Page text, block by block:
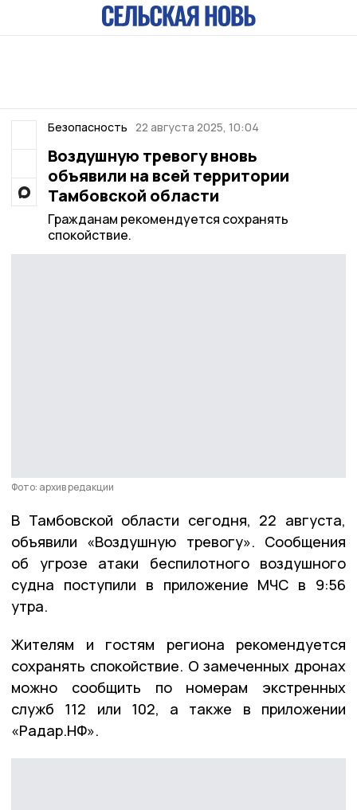
Безопасность 22 августа 2025, 10:04
Воздушную тревогу вновь
объявили на всей территории
Тамбовской области
Гражданам рекомендуется сохранять
спокойствие.
Фото: архив редакции
В Тамбовской области сегодня, 22 августа,
объявили «Воздушную тревогу». Сообщения
об угрозе атаки беспилотного воздушного
судна поступили в приложение МЧС в 9:56
утра.
Жителям и гостям региона рекомендуется
сохранять спокойствие. О замеченных дронах
можно сообщить по номерам экстренных
служб 112 или 102, а также в приложении
«Радар.НФ».